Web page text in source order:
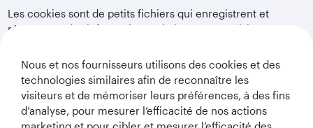
Les cookies sont de petits fichiers qui enregistrent et
récupèrent des informations relatives à votre visite sur
notre site, comment vous avez navigué sur celui-ci et
quelles informations ont suscité votre intérêt. Pour en
savoir plus sur notre manière d'utiliser les cookies,
consultez notre Déclaration en matière de cookies
disponible sur notre site web. Pour le moment, nous
Nous et nos fournisseurs utilisons des cookies et des
technologies similaires afin de reconnaître les
visiteurs et de mémoriser leurs préférences, à des fins
d’analyse, pour mesurer l’efficacité de nos actions